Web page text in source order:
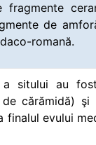
fragmente
de
romană.
sitului au
cărămidă) şi
finalul evului